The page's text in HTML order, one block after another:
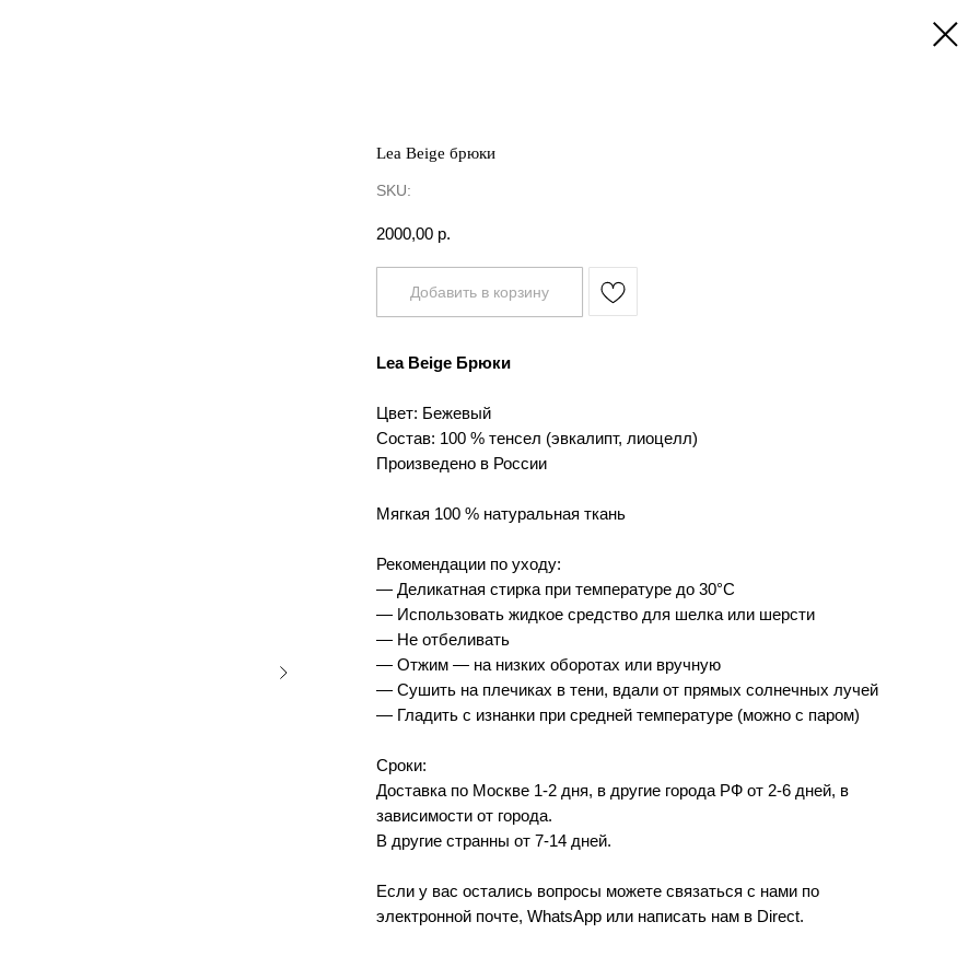
Lea Beige брюки
SKU:
2000,00 р.
Добавить в корзину
Lea Beige Брюки
Цвет: Бежевый
Состав: 100 % тенсел (эвкалипт, лиоцелл)
Произведено в России
Мягкая 100 % натуральная ткань
Рекомендации по уходу:
— Деликатная стирка при температуре до 30°C
— Использовать жидкое средство для шелка или шерсти
— Не отбеливать
— Отжим — на низких оборотах или вручную
— Сушить на плечиках в тени, вдали от прямых солнечных лучей
— Гладить с изнанки при средней температуре (можно с паром)
Сроки:
Доставка по Москве 1-2 дня, в другие города РФ от 2-6 дней, в
зависимости от города.
В другие странны от 7-14 дней.
Если у вас остались вопросы можете связаться с нами по
электронной почте, WhatsApp или написать нам в Direct.